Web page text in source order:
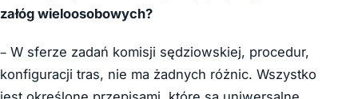
załóg wieloosobowych?
– W sferze zadań komisji sędziowskiej, procedur,
konfiguracji tras, nie ma żadnych różnic. Wszystko